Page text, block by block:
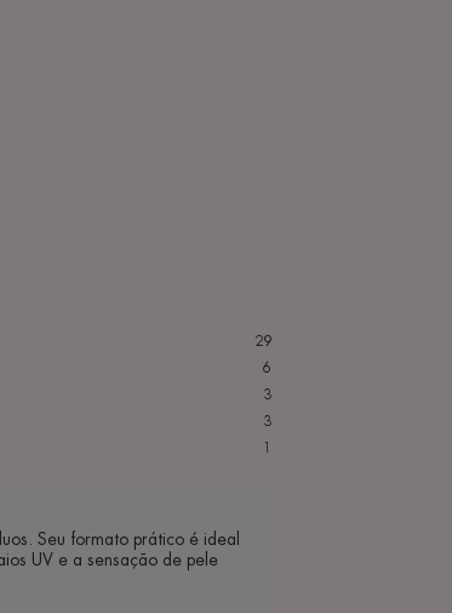
29
6
3
3
1
Seu formato prático é ideal
UV e a sensação de pele